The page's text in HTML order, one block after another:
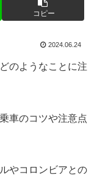
コピー
2024.06.24
のようなことに注
車のコツや注意点
やコロンビアとの